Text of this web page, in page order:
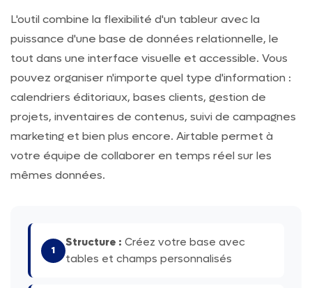
L'outil combine la flexibilité d'un tableur avec la
puissance d'une base de données relationnelle, le
tout dans une interface visuelle et accessible. Vous
pouvez organiser n'importe quel type d'information :
calendriers éditoriaux, bases clients, gestion de
projets, inventaires de contenus, suivi de campagnes
marketing et bien plus encore. Airtable permet à
votre équipe de collaborer en temps réel sur les
mêmes données.
1
Structure : Créez votre base avec
tables et champs personnalisés